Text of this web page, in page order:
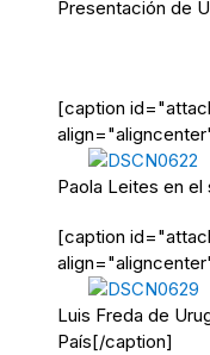
Presentación de
[caption
Paola Leites en
[caption
Luis Freda de
País[/caption]